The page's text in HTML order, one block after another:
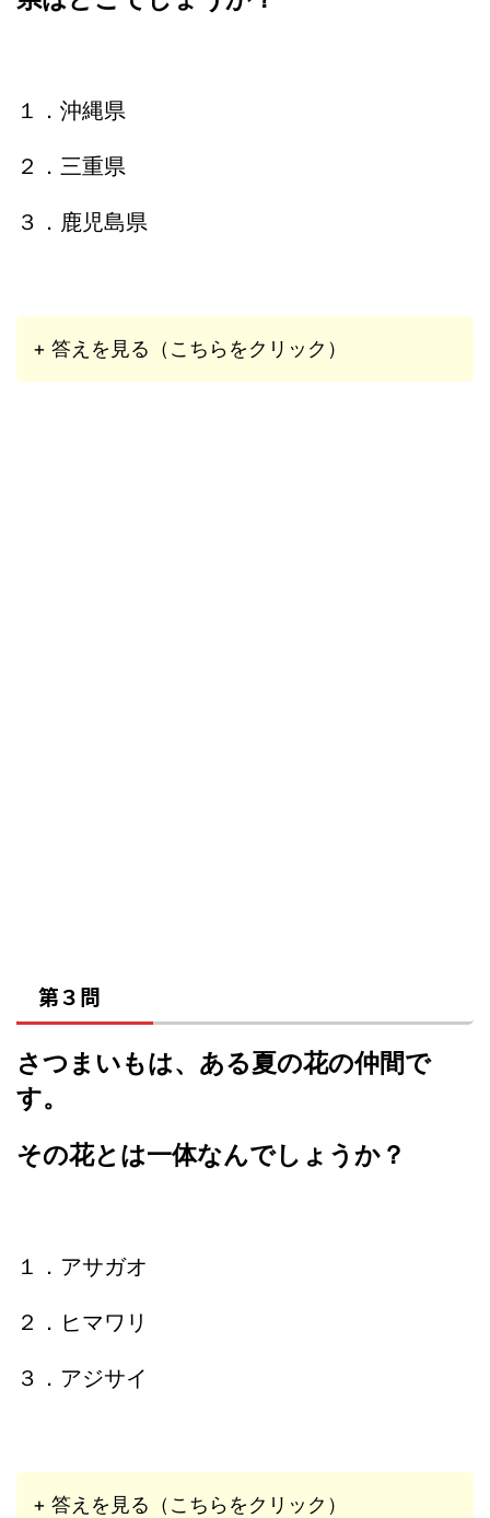
１．沖縄県
２．三重県
３．鹿児島県
+ 答えを見る（こちらをクリック）
第３問
さつまいもは、ある夏の花の仲間で
す。
その花とは一体なんでしょうか？
１．アサガオ
２．ヒマワリ
３．アジサイ
+ 答えを見る（こちらをクリック）